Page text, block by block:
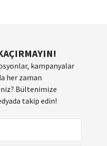
kampanyalar
her zaman
Bültenimize
takip edin!